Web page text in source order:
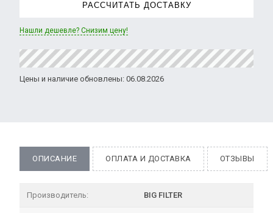
РАССЧИТАТЬ ДОСТАВКУ
Нашли дешевле? Снизим цену!
Цены и наличие обновлены: 06.08.2026
ОПИСАНИЕ ОПЛАТА И ДОСТАВКА ОТЗЫВЫ
Производитель: BIG FILTER